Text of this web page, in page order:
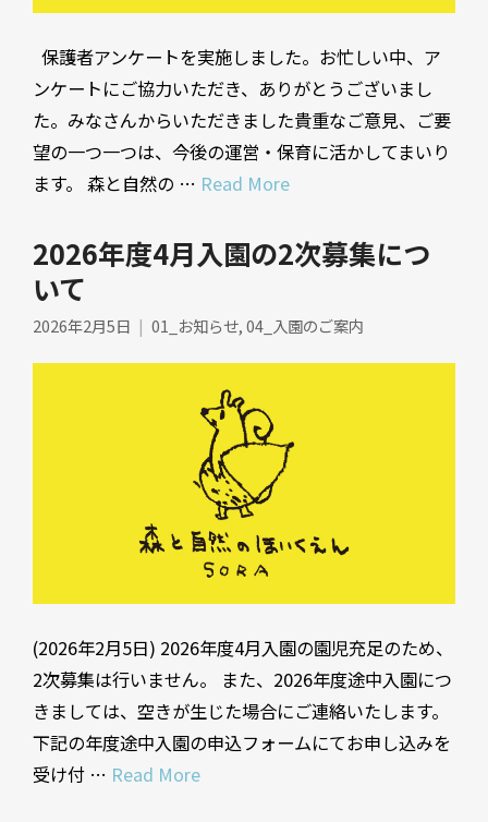
保護者アンケートを実施しました。お忙しい中、ア
ンケートにご協力いただき、ありがとうございまし
た。みなさんからいただきました貴重なご意見、ご要
望の一つ一つは、今後の運営・保育に活かしてまいり
ます。 森と自然の … Read More
2026年度4月入園の2次募集につ
いて
2026年2月5日 01_お知らせ,04_入園のご案内
(2026年2月5日) 2026年度4月入園の園児充足のため、
2次募集は行いません。 また、2026年度途中入園につ
きましては、空きが生じた場合にご連絡いたします。
下記の年度途中入園の申込フォームにてお申し込みを
受け付 … Read More